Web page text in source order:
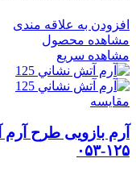
افزودن به علاقه مندی
مشاهده محصول
مشاهده سریع
مقایسه
آرم بازویی طرح
۱۲۵-۰۵۳